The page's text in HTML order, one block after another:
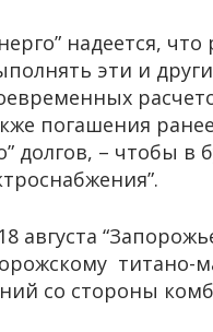
надеется,
эти и
погашения
долгов, – чтобы
августа
титано-
со стороны